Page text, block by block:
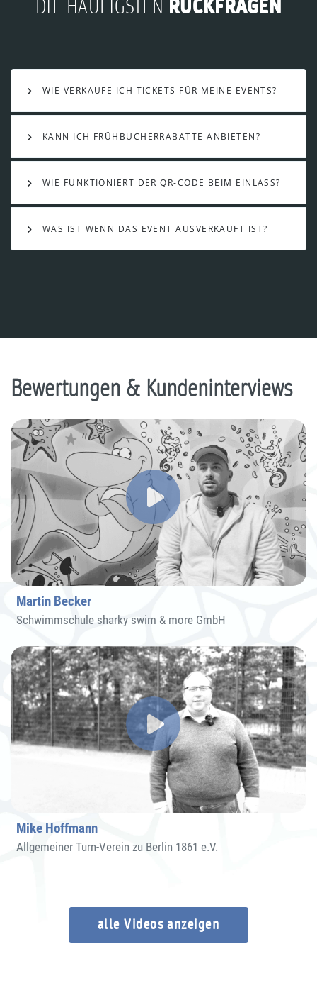
DIE HÄUFIGSTEN RÜCKFRAGEN
WIE VERKAUFE ICH TICKETS FÜR MEINE EVENTS?
KANN ICH FRÜHBUCHERRABATTE ANBIETEN?
WIE FUNKTIONIERT DER QR-CODE BEIM EINLASS?
WAS IST WENN DAS EVENT AUSVERKAUFT IST?
Bewertungen & Kundeninterviews
Martin Becker
Schwimmschule sharky swim & more GmbH
Mike Hoffmann
Allgemeiner Turn-Verein zu Berlin 1861 e.V.
alle Videos anzeigen